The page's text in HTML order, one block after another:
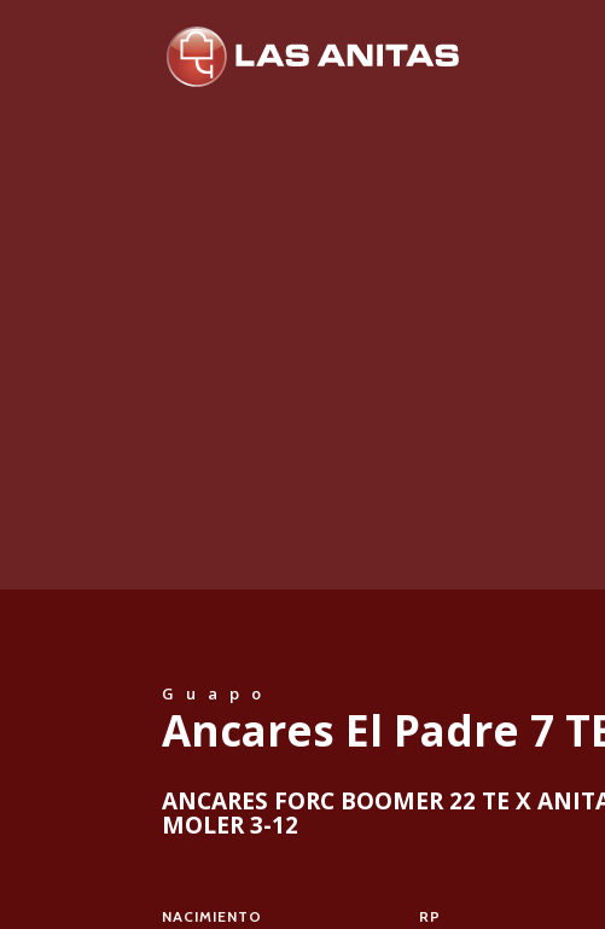
Guapo
Ancares El Padre 7
ANCARES FORC BOOMER 22 TE X
MOLER 3-12
NACIMIENTO RP